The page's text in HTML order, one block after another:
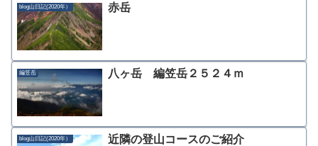
blog山日記(2020年） 赤岳
編笠岳 八ヶ岳 編笠岳２５２４ｍ
blog山日記(2020年） 近隣の登山コースのご紹介